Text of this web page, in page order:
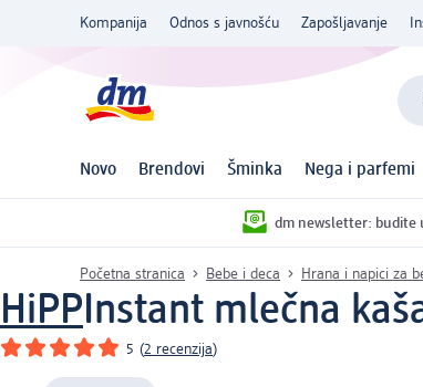
Kompanija Odnos s javnošću Zapošljavanje
Novo Brendovi Šminka Nega i parfemi
dm newsletter: budite
Početna stranica Bebe i deca Hrana i napici za
HiPPInstant mlečna
5 (2 recenzija)